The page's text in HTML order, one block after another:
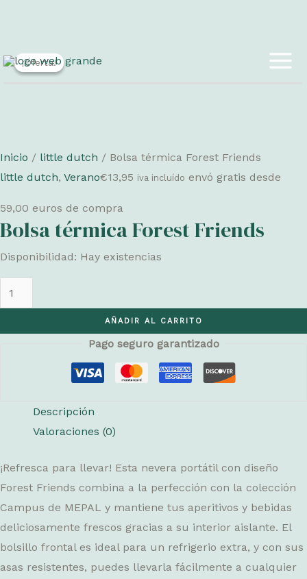
al
Inicio / little dutch / Bolsa térmica Forest Friends
little dutch, Verano€13,95 iva incluído envó gratis desde
59,00 euros de compra
Bolsa térmica Forest Friends
Disponibilidad: Hay existencias
térmica
AÑADIR AL CARRITO
Pago seguro garantizado
Descripción
Valoraciones (0)
¡Refresca para llevar! Esta nevera portátil con diseño
Forest Friends combina a la perfección con la colección
Campus de MEPAL y mantiene tus aperitivos y bebidas
deliciosamente frescos gracias a su interior aislante. El
bolsillo frontal es ideal para un refrigerio extra, y con sus
asas resistentes, puedes llevarla fácilmente a cualquier
¡Oferta!
¡Oferta!